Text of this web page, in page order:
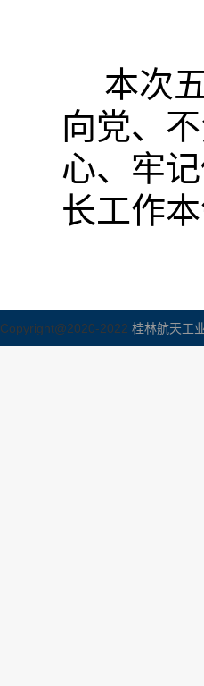
本次
向党、
心、牢
长工作
Copyright@2020-2022 桂林航天工